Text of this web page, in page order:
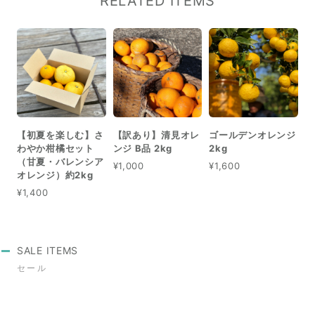
【初夏を楽しむ】さ
わやか柑橘セット
（甘夏・バレンシア
オレンジ）約2kg
¥1,400
【訳あり】清見オレ
ンジ B品 2kg
¥1,000
ゴールデンオレンジ
2kg
¥1,600
SALE ITEMS
セール